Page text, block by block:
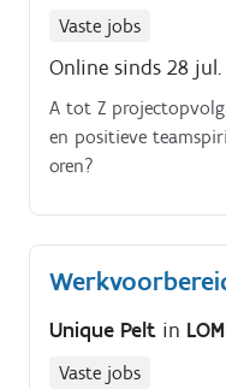
Vaste jobs
Online sinds 28 jul.
A tot Z
en positieve
oren?
Unique Pelt in
Vaste jobs